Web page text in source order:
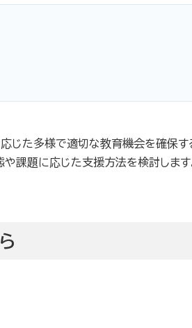
じた多様で適切な教育機会を確保す
課題に応じた支援方法を検討します